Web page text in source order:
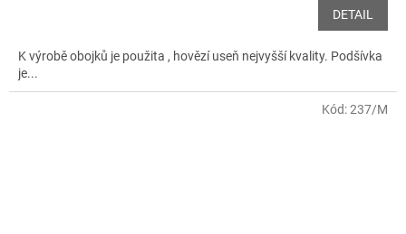
DETAIL
K výrobě obojků je použita , hovězí useň nejvyšší kvality. Podšívka
je...
Kód:237/M